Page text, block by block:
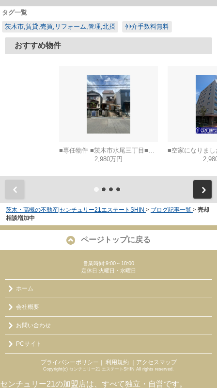
タグ一覧
茨木市,賃貸,売買,リフォーム,管理,北摂
仲介手数料無料
おすすめ物件
2,980万円
茨木・高槻の不動産|センチュリー21エステートSHIN > ブログ記事一覧 > 売却
相談増加中
ページトップに戻る
営業時間:9:00～18:00
定休日:火曜日・水曜日
ホーム
会社概要
お問い合わせ
PCサイト
プライバシーポリシー ｜ 利用規約 ｜アクセスマップ
Copyright(c) センチュリー21 エステートSHIN All rights reserved.
センチュリー21の加盟店は、すべて独立・自営です。